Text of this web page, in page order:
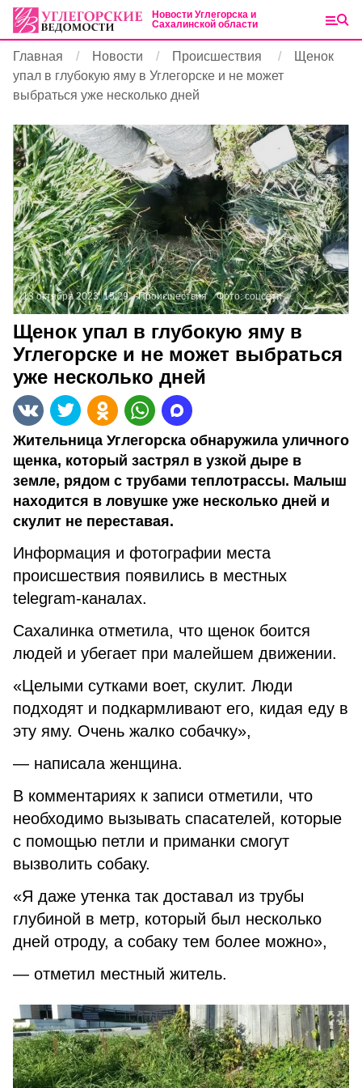
Новости Углегорска и
Сахалинской области
Главная Новости Происшествия
Щенок
упал в глубокую яму в Углегорске и не может
выбраться уже несколько дней
13 октября 2023, 15:29 Происшествия Фото:соцсети
Щенок упал в глубокую яму в
Углегорске и не может выбраться
уже несколько дней
Жительница Углегорска обнаружила уличного
щенка, который застрял в узкой дыре в
земле, рядом с трубами теплотрассы. Малыш
находится в ловушке уже несколько дней и
скулит не переставая.
Информация и фотографии места
происшествия появились в местных
telegram-каналах.
Сахалинка отметила, что щенок боится
людей и убегает при малейшем движении.
«Целыми сутками воет, скулит. Люди
подходят и подкармливают его, кидая еду в
эту яму. Очень жалко собачку»,
— написала женщина.
В комментариях к записи отметили, что
необходимо вызывать спасателей, которые
с помощью петли и приманки смогут
вызволить собаку.
«Я даже утенка так доставал из трубы
глубиной в метр, который был несколько
дней отроду, а собаку тем более можно»,
— отметил местный житель.